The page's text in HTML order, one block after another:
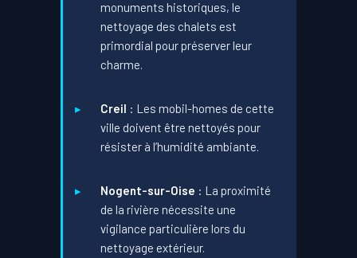
monuments historiques, le
nettoyage des chalets est
primordial pour préserver leur
charme.
Creil : Les mobil-homes de cette
ville doivent être nettoyés pour
résister à l’humidité ambiante.
Nogent-sur-Oise : La proximité
de la rivière nécessite une
vigilance particulière lors du
nettoyage extérieur.